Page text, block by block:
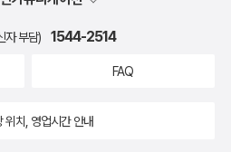
자 부담) 1544-2514
FAQ
위치, 영업시간 안내